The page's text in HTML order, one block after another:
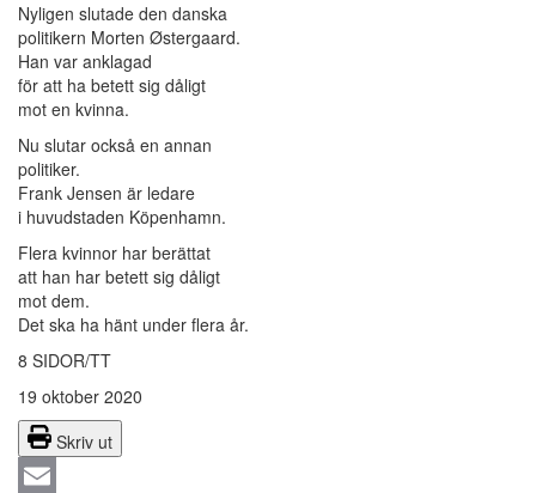
Nyligen slutade den danska
politikern Morten Østergaard.
Han var anklagad
för att ha betett sig dåligt
mot en kvinna.
Nu slutar också en annan
politiker.
Frank Jensen är ledare
i huvudstaden Köpenhamn.
Flera kvinnor har berättat
att han har betett sig dåligt
mot dem.
Det ska ha hänt under flera år.
8 SIDOR/TT
19 oktober 2020
Skriv ut